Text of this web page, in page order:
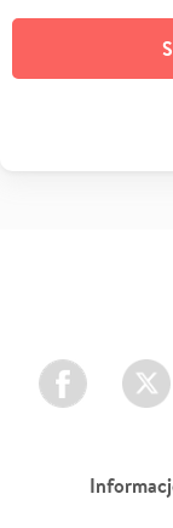
Facebook Twitter